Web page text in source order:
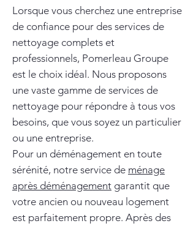
Lorsque vous cherchez une entreprise
de confiance pour des services de
nettoyage complets et
professionnels, Pomerleau Groupe
est le choix idéal. Nous proposons
une vaste gamme de services de
nettoyage pour répondre à tous vos
besoins, que vous soyez un particulier
ou une entreprise.
Pour un déménagement en toute
sérénité, notre service de ménage
après déménagement garantit que
votre ancien ou nouveau logement
est parfaitement propre. Après des